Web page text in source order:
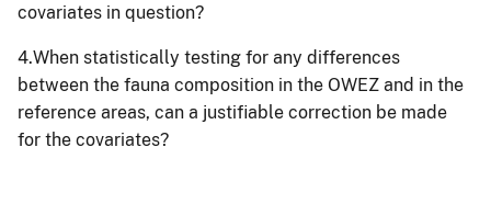
covariates in question?
4.When statistically testing for any differences
between the fauna composition in the OWEZ and in the
reference areas, can a justifiable correction be made
for the covariates?